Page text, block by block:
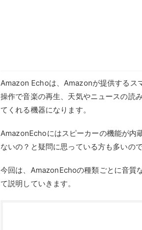
Amazon Echoは、Amazonが提供するス
操作で音楽の再生、天気やニュースの読
てくれる機器になります。
AmazonEchoにはスピーカーの機能が内
ないの？と疑問に思っている方も多いの
今回は、AmazonEchoの種類ごとに音質
て説明していきます。